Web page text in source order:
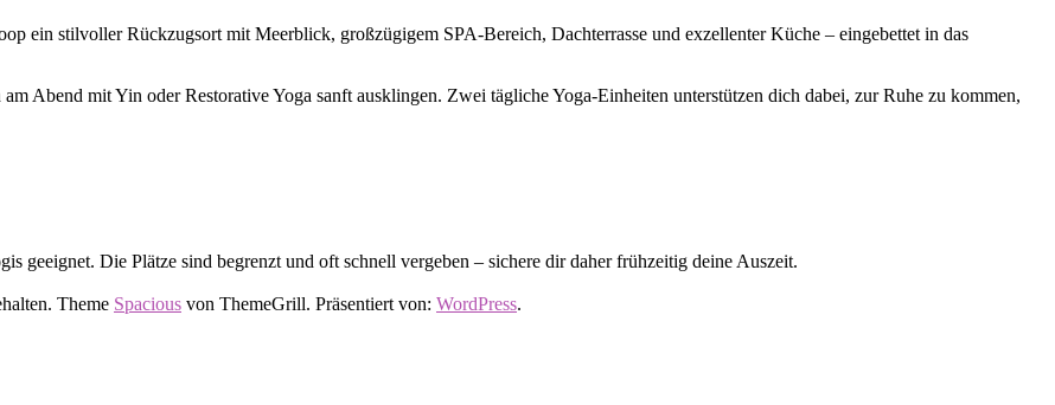
ein stilvoller Rückzugsort mit Meerblick, großzügigem SPA-Bereich, Dachterrasse und exzellenter Küche – eingebettet in das
Abend mit Yin oder Restorative Yoga sanft ausklingen. Zwei tägliche Yoga-Einheiten unterstützen dich dabei, zur Ruhe zu kommen,
geeignet. Die Plätze sind begrenzt und oft schnell vergeben – sichere dir daher frühzeitig deine Auszeit.
Theme Spacious von ThemeGrill. Präsentiert von: WordPress.